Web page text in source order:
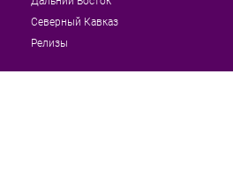
Северный Кавказ
Релизы